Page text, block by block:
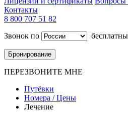
Контакты
8 800 707 51 82
Звонок по
Бронирование
ПЕРЕЗВОНИТЕ МНЕ
Путёвки
Номера / Цены
Лечение